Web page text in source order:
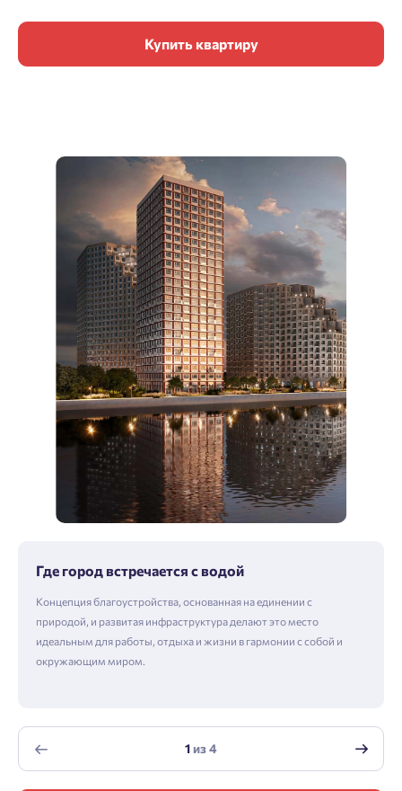
Купить квартиру
Где город встречается с водой
Концепция благоустройства, основанная на единении с
природой, и развитая инфраструктура делают это место
идеальным для работы, отдыха и жизни в гармонии с собой и
окружающим миром.
1из4